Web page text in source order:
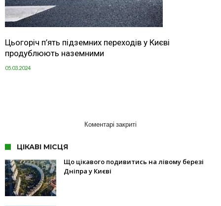
Цьогоріч п’ять підземних переходів у Києві
продублюють наземними
05.03.2024
Коментарі закриті
ЦІКАВІ МІСЦЯ
Що цікавого подивитись на лівому березі
Дніпра у Києві